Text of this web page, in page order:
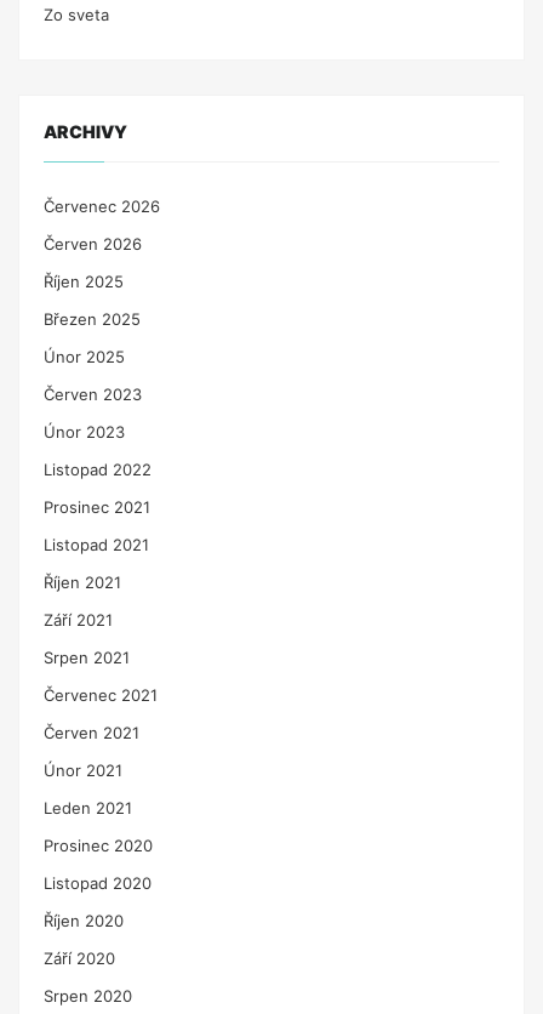
Zo sveta
ARCHIVY
Červenec 2026
Červen 2026
Říjen 2025
Březen 2025
Únor 2025
Červen 2023
Únor 2023
Listopad 2022
Prosinec 2021
Listopad 2021
Říjen 2021
Září 2021
Srpen 2021
Červenec 2021
Červen 2021
Únor 2021
Leden 2021
Prosinec 2020
Listopad 2020
Říjen 2020
Září 2020
Srpen 2020